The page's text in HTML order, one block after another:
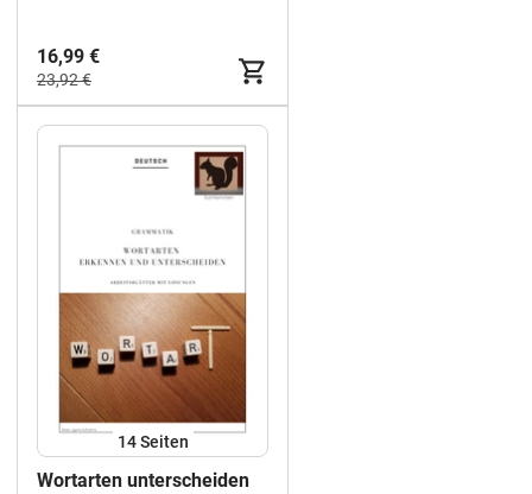
16,99 €
23,92 €
14Seiten
Wortarten unterscheiden